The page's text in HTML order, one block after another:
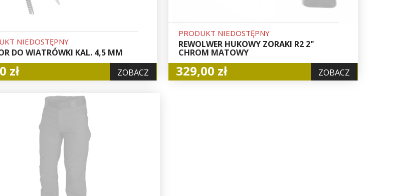
NIEDOSTĘPNY
DO WIATRÓWKI KAL. 4,5 MM
zł ZOBACZ
PRODUKT NIEDOSTĘPNY
REWOLWER HUKOWY ZORAKI R2 2"
CHROM MATOWY
329,00 zł ZOBACZ